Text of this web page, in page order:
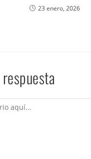
23 enero, 2026